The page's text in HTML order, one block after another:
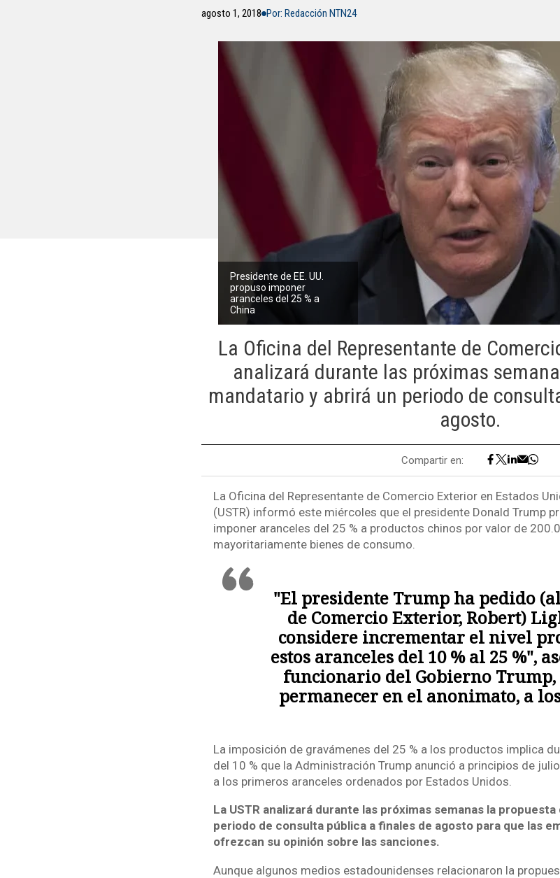
agosto 1, 2018 Por: Redacción NTN24
Presidente de EE. UU.
propuso imponer
aranceles del 25 % a
China
La Oficina del Representante de
analizará durante las próximas
mandatario y abrirá un periodo de
agosto.
Compartir en:
La Oficina del Representante de Comercio Exterior en Estados
(USTR) informó este miércoles que el presidente Donald Trump
imponer aranceles del 25 % a productos chinos por valor de
mayoritariamente bienes de consumo.
"El presidente Trump ha pedido
de Comercio Exterior, Robert)
considere incrementar el nivel
estos aranceles del 10 % al 25 %",
funcionario del Gobierno
permanecer en el anonimato, a
La imposición de gravámenes del 25 % a los productos implica
del 10 % que la Administración Trump anunció a principios de
a los primeros aranceles ordenados por Estados Unidos.
La USTR analizará durante las próximas semanas la
periodo de consulta pública a finales de agosto para que las
ofrezcan su opinión sobre las sanciones.
Aunque algunos medios estadounidenses relacionaron la